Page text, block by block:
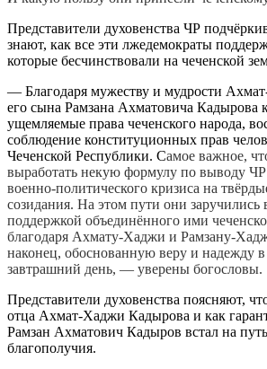
Представители духовенства ЧР
знают, как все эти лжедемократы
которые бесчинствовали на чеченской
— Благодаря мужеству и мудрости
его сына Рамзана Ахматовича Кадырова
ущемляемые права чеченского народа,
соблюдение конституционных прав
Чеченской Республики. Самое важное,
выработать некую формулу по выводу ЧР
военно-политического кризиса на
созидания. На этом пути они заручились
поддержкой объединённого ими
благодаря Ахмату-Хаджи и Рамзану-
наконец, обоснованную веру и надежду
завтрашний день, — уверены богословы.
Представители духовенства поясняют,
отца Ахмат-Хаджи Кадырова и как
Рамзан Ахматович Кадыров встал на
благополучия.